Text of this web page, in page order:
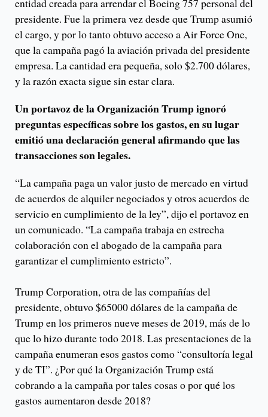
entidad creada para arrendar el Boeing 757 personal del
presidente. Fue la primera vez desde que Trump asumió
el cargo, y por lo tanto obtuvo acceso a Air Force One,
que la campaña pagó la aviación privada del presidente
empresa. La cantidad era pequeña, solo $2.700 dólares,
y la razón exacta sigue sin estar clara.
Un portavoz de la Organización Trump ignoró
preguntas específicas sobre los gastos, en su lugar
emitió una declaración general afirmando que las
transacciones son legales.
“La campaña paga un valor justo de mercado en virtud
de acuerdos de alquiler negociados y otros acuerdos de
servicio en cumplimiento de la ley”, dijo el portavoz en
un comunicado. “La campaña trabaja en estrecha
colaboración con el abogado de la campaña para
garantizar el cumplimiento estricto”.
Trump Corporation, otra de las compañías del
presidente, obtuvo $65000 dólares de la campaña de
Trump en los primeros nueve meses de 2019, más de lo
que lo hizo durante todo 2018. Las presentaciones de la
campaña enumeran esos gastos como “consultoría legal
y de TI”. ¿Por qué la Organización Trump está
cobrando a la campaña por tales cosas o por qué los
gastos aumentaron desde 2018?